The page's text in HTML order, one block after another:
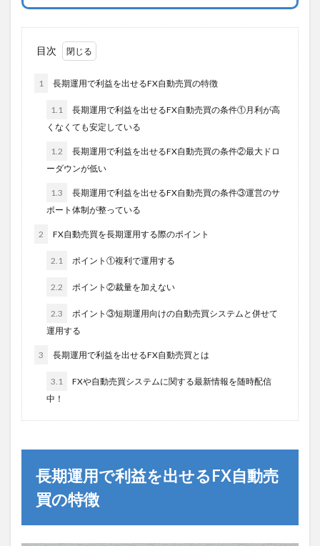
目次
1 長期運用で利益を出せるFX自動売買の特徴
1.1
長期運用で利益を出せるFX自動売買の条件①月利が高
くなくても安定している
1.2
長期運用で利益を出せるFX自動売買の条件②最大ドロ
ーダウンが低い
1.3
長期運用で利益を出せるFX自動売買の条件③運営のサ
ポート体制が整っている
2 FX自動売買を長期運用する際のポイント
2.1 ポイント①複利で運用する
2.2 ポイント②裁量を加えない
2.3
ポイント③短期運用向けの自動売買システムと併せて
運用する
3 長期運用で利益を出せるFX自動売買とは
3.1
FXや自動売買システムに関する最新情報を随時配信
中！
長期運用で利益を出せるFX自動売
買の特徴